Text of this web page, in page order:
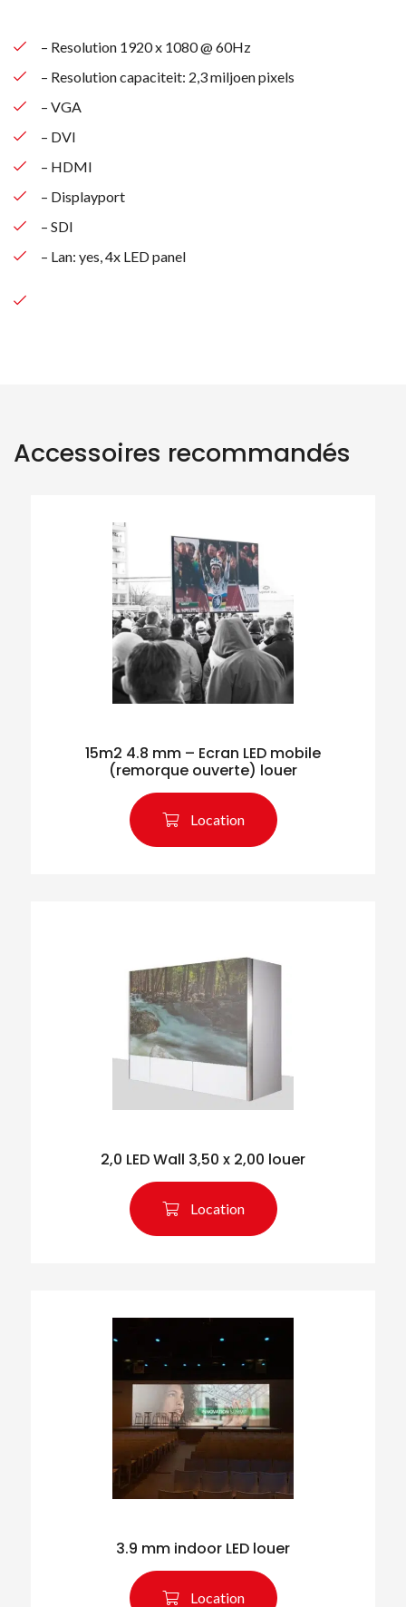
– Resolution 1920 x 1080 @ 60Hz
– Resolution capaciteit: 2,3 miljoen pixels
– VGA
– DVI
– HDMI
– Displayport
– SDI
– Lan: yes, 4x LED panel
Accessoires recommandés
15m2 4.8 mm – Ecran LED mobile
(remorque ouverte) louer
Location
2,0 LED Wall 3,50 x 2,00 louer
Location
3.9 mm indoor LED louer
Location
Rechercher des produits